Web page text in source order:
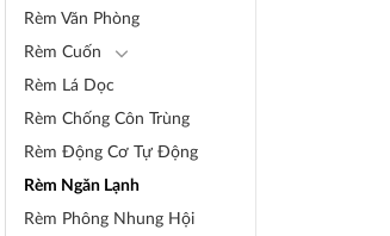
Rèm Văn Phòng
Rèm Cuốn
Rèm Lá Dọc
Rèm Chống Côn Trùng
Rèm Động Cơ Tự Động
Rèm Ngăn Lạnh
Rèm Phông Nhung Hội